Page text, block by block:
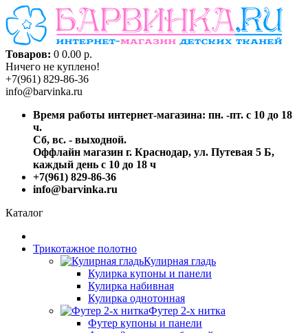
Товаров: 0 0.00 р.
Ничего не куплено!
+7(961) 829-86-36
info@barvinka.ru
Время работы интернет-магазина: пн. -пт. с 10 до 18
ч.
Сб, вс. - выходной.
Оффлайн магазин г. Краснодар, ул. Путевая 5 Б,
каждый день с 10 до 18 ч
+7(961) 829-86-36
info@barvinka.ru
Каталог
Трикотажное полотно
Кулирная гладь
Кулирка купоны и панели
Кулирка набивная
Кулирка однотонная
Футер 2-х нитка
Футер купоны и панели